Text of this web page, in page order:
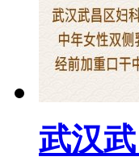
武汉